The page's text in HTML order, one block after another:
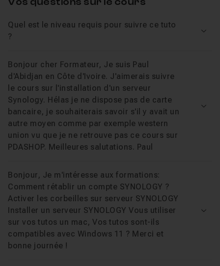
Quel est le niveau requis pour suivre ce tuto
?
Bonjour cher Formateur, Je suis Paul
d'Abidjan en Côte d'Ivoire. J'aimerais suivre
le cours sur l'installation d'un serveur
Synology. Hélas je ne dispose pas de carte
bancaire, je souhaiterais savoir s'il y avait un
autre moyen comme par exemple western
union vu que je ne retrouve pas ce cours sur
PDASHOP. Meilleures salutations. Paul
Bonjour, Je m'intéresse aux formations:
Comment rétablir un compte SYNOLOGY ?
Activer les corbeilles sur serveur SYNOLOGY
Installer un serveur SYNOLOGY Vous utiliser
sur vos tutos un mac, Vos tutos sont-ils
compatibles avec Windows 11 ? Merci et
bonne journée !